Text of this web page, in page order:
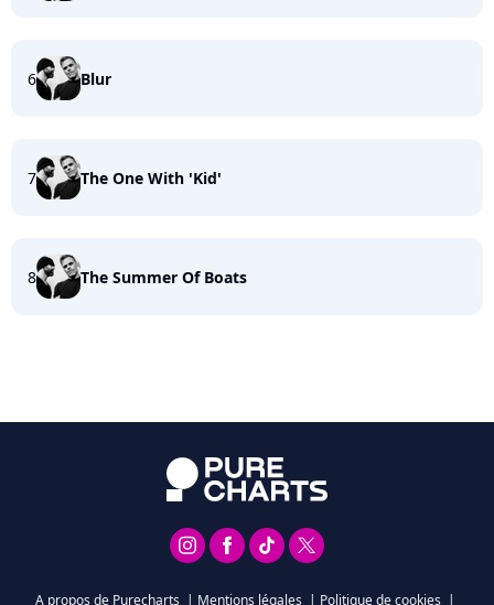
6 Blur
7 The One With 'Kid'
8 The Summer Of Boats
A propos de Purecharts | Mentions légales | Politique de cookies |